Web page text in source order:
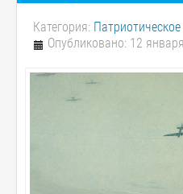
Категория:
Опубликовано: 12